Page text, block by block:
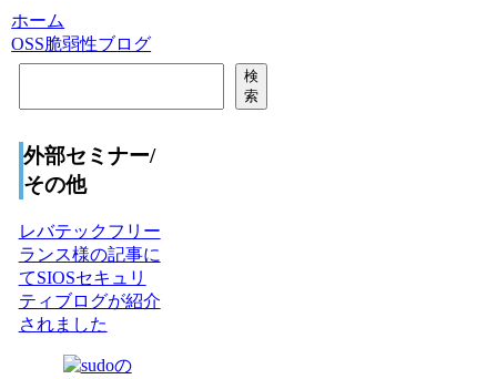
ホーム
OSS脆弱性ブログ
検
索
外部セミナー/
その他
レバテックフリー
ランス様の記事に
てSIOSセキュリ
ティブログが紹介
されました